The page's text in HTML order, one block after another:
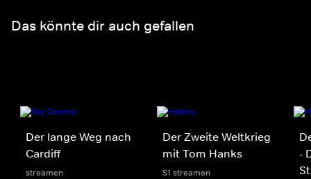
Das könnte dir auch gefallen
Der lange Weg nach
Cardiff
streamen
Der Zweite Weltkrieg
mit Tom Hanks
S1 streamen
-